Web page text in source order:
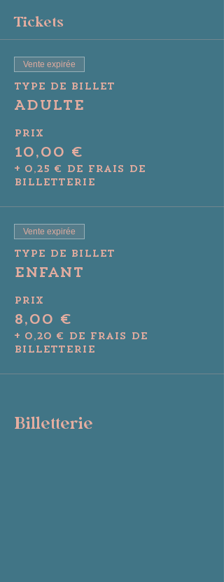
Tickets
Vente expirée
Type de billet
Adulte
Prix
10,00 €
+ 0,25 € de frais de
billetterie
Vente expirée
Type de billet
Enfant
Prix
8,00 €
+ 0,20 € de frais de
billetterie
Billetterie